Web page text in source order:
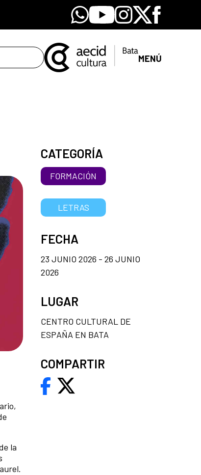
Whatsapp
YoutubeInstagram
X Facebook
MENÚ
la
CATEGORÍA
FORMACIÓN
LETRAS
FECHA
23 JUNIO 2026 - 26 JUNIO
2026
LUGAR
CENTRO CULTURAL DE
ESPAÑA EN BATA
COMPARTIR